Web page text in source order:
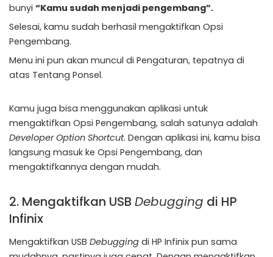
bunyi “Kamu sudah menjadi pengembang”.
Selesai, kamu sudah berhasil mengaktifkan Opsi
Pengembang.
Menu ini pun akan muncul di Pengaturan, tepatnya di
atas Tentang Ponsel.
Kamu juga bisa menggunakan aplikasi untuk
mengaktifkan Opsi Pengembang, salah satunya adalah
Developer Option Shortcut. Dengan aplikasi ini, kamu bisa
langsung masuk ke Opsi Pengembang, dan
mengaktifkannya dengan mudah.
2. Mengaktifkan USB Debugging di HP
Infinix
Mengaktifkan USB Debugging di HP Infinix pun sama